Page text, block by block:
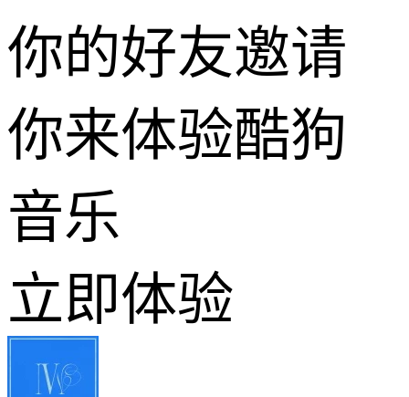
你的好友邀请
你来体验酷狗
音乐
立即体验